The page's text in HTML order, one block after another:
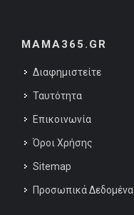
MAMA365.GR
Διαφημιστείτε
Ταυτότητα
Επικοινωνία
Όροι Χρήσης
Sitemap
Προσωπικά Δεδομένα